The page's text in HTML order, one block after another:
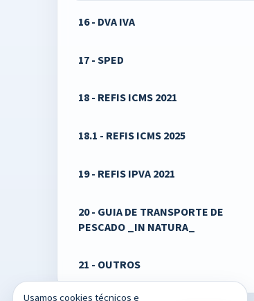
16 - DVA IVA
17 - SPED
18 - REFIS ICMS 2021
18.1 - REFIS ICMS 2025
19 - REFIS IPVA 2021
20 - GUIA DE TRANSPORTE DE
PESCADO _IN NATURA_
21 - OUTROS